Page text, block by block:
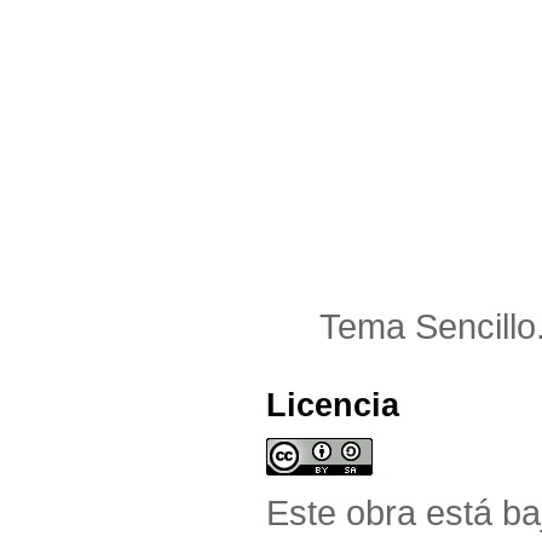
Tema
Licencia
Este obra está